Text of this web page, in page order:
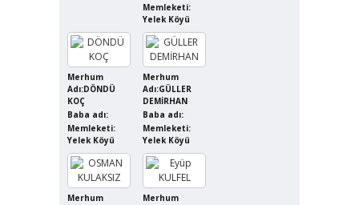
Memleketi:
Yelek Köyü
Merhum
Adı:DÖNDÜ
KOÇ
Baba adı:
Memleketi:
Yelek Köyü
Merhum
Adı:GÜLLER
DEMİRHAN
Baba adı:
Memleketi:
Yelek Köyü
Merhum
Merhum